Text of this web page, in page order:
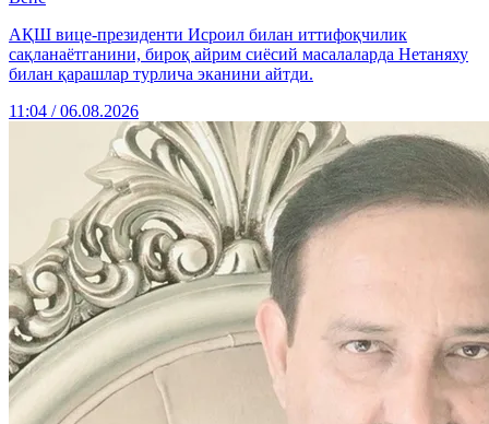
АҚШ вице-президенти Исроил билан иттифоқчилик
сақланаётганини, бироқ айрим сиёсий масалаларда Нетаняху
билан қарашлар турлича эканини айтди.
11:04 / 06.08.2026